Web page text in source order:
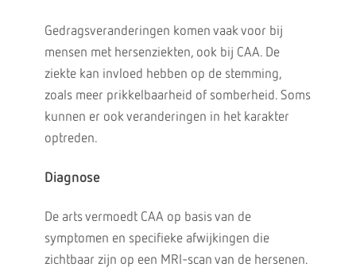
Gedragsveranderingen komen vaak voor bij
mensen met hersenziekten, ook bij CAA. De
ziekte kan invloed hebben op de stemming,
zoals meer prikkelbaarheid of somberheid. Soms
kunnen er ook veranderingen in het karakter
optreden.
Diagnose
De arts vermoedt CAA op basis van de
symptomen en specifieke afwijkingen die
zichtbaar zijn op een MRI-scan van de hersenen.